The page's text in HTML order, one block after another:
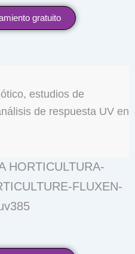
gratuito
estudios de
de respuesta UV en